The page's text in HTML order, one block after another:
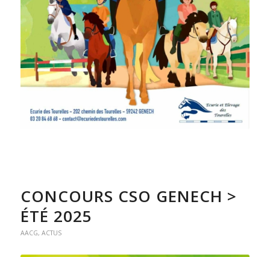
CONCOURS CSO GENECH >
ÉTÉ 2025
AACG, ACTUS